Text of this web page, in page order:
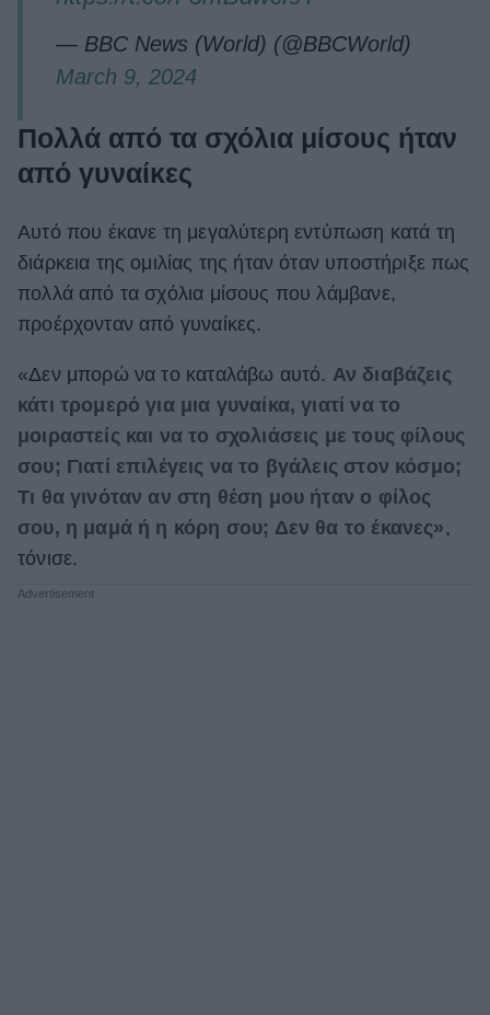
— BBC News (World) (@BBCWorld)
March 9, 2024
Πολλά από τα σχόλια μίσους ήταν
από γυναίκες
Αυτό που έκανε τη μεγαλύτερη εντύπωση κατά τη
διάρκεια της ομιλίας της ήταν όταν υποστήριξε πως
πολλά από τα σχόλια μίσους που λάμβανε,
προέρχονταν από γυναίκες.
«Δεν μπορώ να το καταλάβω αυτό. Αν διαβάζεις
κάτι τρομερό για μια γυναίκα, γιατί να το
μοιραστείς και να το σχολιάσεις με τους φίλους
σου; Γιατί επιλέγεις να το βγάλεις στον κόσμο;
Τι θα γινόταν αν στη θέση μου ήταν ο φίλος
σου, η μαμά ή η κόρη σου; Δεν θα το έκανες» ,
τόνισε.